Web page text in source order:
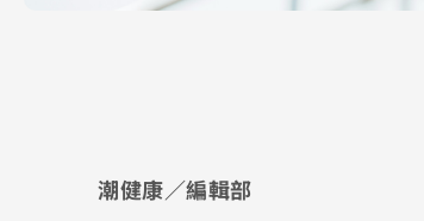
潮健康／編輯部